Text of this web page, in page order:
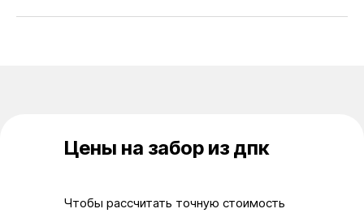
Цены на забор из дпк
Чтобы рассчитать точную стоимость